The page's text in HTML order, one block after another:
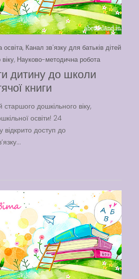
освіта, Канал зв'язку для батьків дітей
, Науково-методична робота
дитину до школи
книги
старшого дошкільного віку,
освіти! 24
доступ до